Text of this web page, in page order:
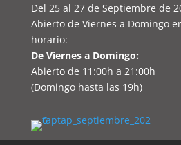
Del 25 al 27 de Septiembre de
Abierto de Viernes a Domingo
horario:
De Viernes a Domingo:
Abierto de 11:00h a 21:00h
(Domingo hasta las 19h)